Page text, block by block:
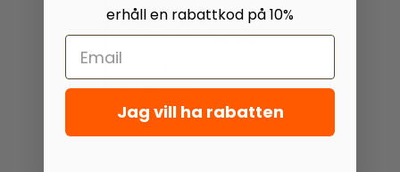
Förlängd Garanti
Välj alternativ
erhåll en rabattkod på 10%
Jag vill ha rabatten